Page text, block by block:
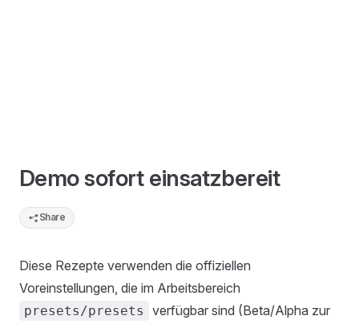
Demo sofort einsatzbereit
Share
Diese Rezepte verwenden die offiziellen
Voreinstellungen, die im Arbeitsbereich
presets/presets
verfügbar sind (Beta/Alpha zur